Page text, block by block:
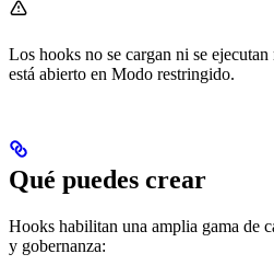
Los hooks no se cargan ni se
está abierto en Modo restringido.
Qué puedes crear
Hooks habilitan una amplia gama de
y gobernanza: